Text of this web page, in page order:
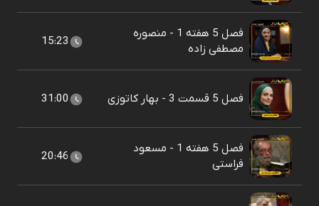
فصل 5 هفته 1 - منصوره
مصطفی زاده
15:23
فصل 5 قسمت 3 - بهار کاتوزی 31:00
فصل 5 هفته 1 - مسعود
فراستی
20:46